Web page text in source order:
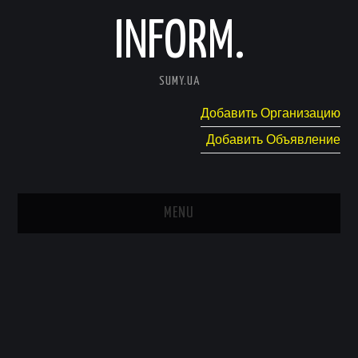
INFORM.
SUMY.UA
Добавить Организацию
Добавить Объявление
MENU